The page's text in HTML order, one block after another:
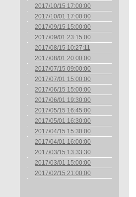
2017/10/15 17:00:00
2017/10/01 17:00:00
2017/09/15 15:00:00
2017/09/01 23:15:00
2017/08/15 10:27:11
2017/08/01 20:00:00
2017/07/15 09:00:00
2017/07/01 15:00:00
2017/06/15 15:00:00
2017/06/01 19:30:00
2017/05/15 16:45:00
2017/05/01 16:30:00
2017/04/15 15:30:00
2017/04/01 16:00:00
2017/03/15 13:33:30
2017/03/01 15:00:00
2017/02/15 21:00:00